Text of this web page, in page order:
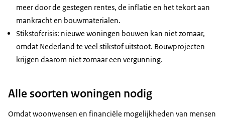
meer door de gestegen rentes, de inflatie en het tekort aan
mankracht en bouwmaterialen.
Stikstofcrisis: nieuwe woningen bouwen kan niet zomaar,
omdat Nederland te veel stikstof uitstoot. Bouwprojecten
krijgen daarom niet zomaar een vergunning.
Alle soorten woningen nodig
Omdat woonwensen en financiële mogelijkheden van mensen